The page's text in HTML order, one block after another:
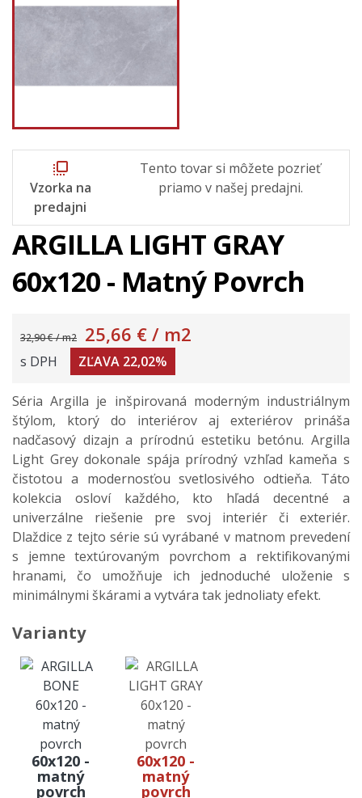
flip_to_front
Vzorka na
predajni
Tento tovar si môžete pozrieť
priamo v našej predajni.
ARGILLA LIGHT GRAY
60x120 - Matný Povrch
32,90 € / m2 25,66 € / m2
s DPH ZĽAVA 22,02%
Séria Argilla je inšpirovaná moderným industriálnym
štýlom, ktorý do interiérov aj exteriérov prináša
nadčasový dizajn a prírodnú estetiku betónu. Argilla
Light Grey dokonale spája prírodný vzhľad kameňa s
čistotou a modernosťou svetlosivého odtieňa. Táto
kolekcia osloví každého, kto hľadá decentné a
univerzálne riešenie pre svoj interiér či exteriér.
Dlaždice z tejto série sú vyrábané v matnom prevedení
s jemne textúrovaným povrchom a rektifikovanými
hranami, čo umožňuje ich jednoduché uloženie s
minimálnymi škárami a vytvára tak jednoliaty efekt.
Varianty
60x120 -
matný
povrch
60x120 -
matný
povrch